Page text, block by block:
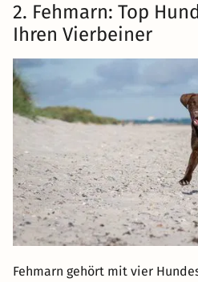
2. Fehmarn: Top
Ihren Vierbeiner
Fehmarn gehört mit vier